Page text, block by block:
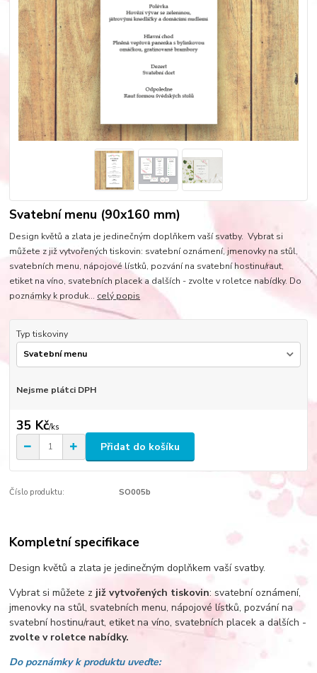
Svatební menu (90x160 mm)
Design květů a zlata je jedinečným doplňkem vaší svatby. Vybrat si
můžete z již vytvořených tiskovin: svatební oznámení, jmenovky na stůl,
svatebních menu, nápojové lístků, pozvání na svatební hostinu/raut,
etiket na víno, svatebních placek a dalších - zvolte v roletce nabídky. Do
poznámky k produk... celý popis
Typ tiskoviny
Nejsme plátci DPH
35 Kč/ks
Přidat do košíku
Číslo produktu: SO005b
Kompletní specifikace
Design květů a zlata je jedinečným doplňkem vaší svatby.
Vybrat si můžete z již vytvořených tiskovin: svatební oznámení,
jmenovky na stůl, svatebních menu, nápojové lístků, pozvání na
svatební hostinu/raut, etiket na víno, svatebních placek a dalších -
zvolte v roletce nabídky.
Do poznámky k produktu uveďte: